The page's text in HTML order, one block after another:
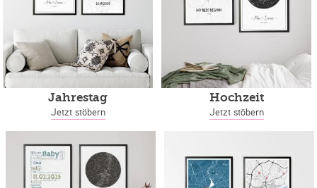
Jahrestag
Jetzt stöbern
Hochzeit
Jetzt stöbern